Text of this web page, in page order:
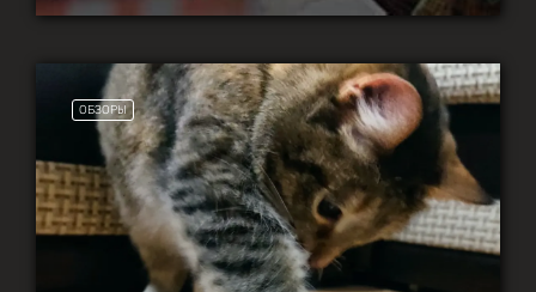
ОБЗОРЫ